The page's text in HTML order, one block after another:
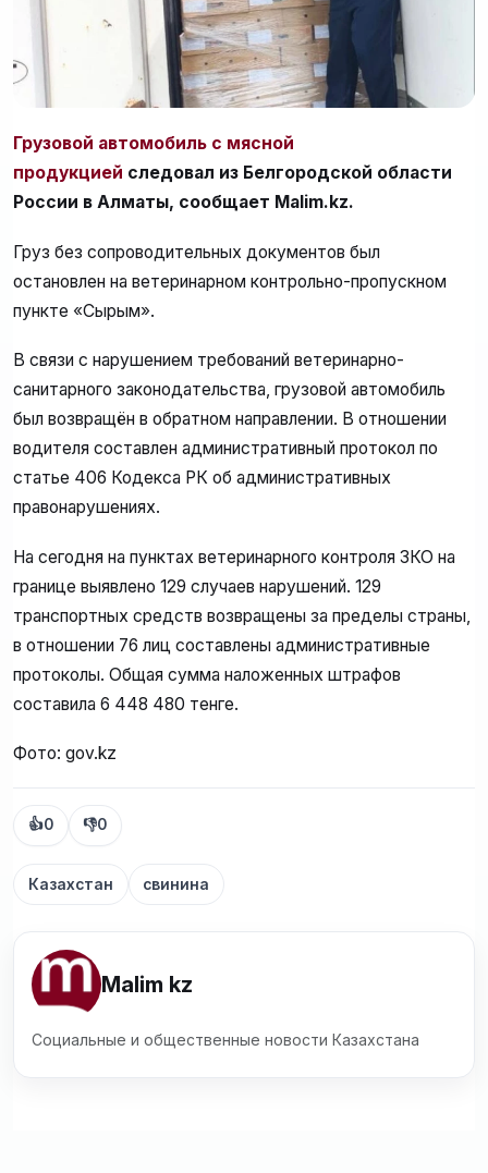
Грузовой автомобиль с мясной
продукцией следовал из Белгородской области
России в Алматы, сообщает Malim.kz.
Груз без сопроводительных документов был
остановлен на ветеринарном контрольно-пропускном
пункте «Сырым».
В связи с нарушением требований ветеринарно-
санитарного законодательства, грузовой автомобиль
был возвращён в обратном направлении. В отношении
водителя составлен административный протокол по
статье 406 Кодекса РК об административных
правонарушениях.
На сегодня на пунктах ветеринарного контроля ЗКО на
границе выявлено 129 случаев нарушений. 129
транспортных средств возвращены за пределы страны,
в отношении 76 лиц составлены административные
протоколы. Общая сумма наложенных штрафов
составила 6 448 480 тенге.
Фото: gov.kz
👍0 👎0
Казахстан свинина
Malim kz
Социальные и общественные новости Казахстана